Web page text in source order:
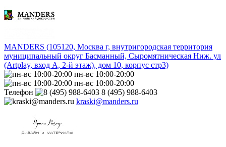
MANDERS (105120, Москва г, внутригородская территория
муниципальный округ Басманный, Сыромятническая Ниж. ул
(Artplay, вход А, 2-й этаж), дом 10, корпус стр3)
пн-вс 10:00-20:00
пн-вс 10:00-20:00
Телефон
8 (495) 988-6403
kraski@manders.ru